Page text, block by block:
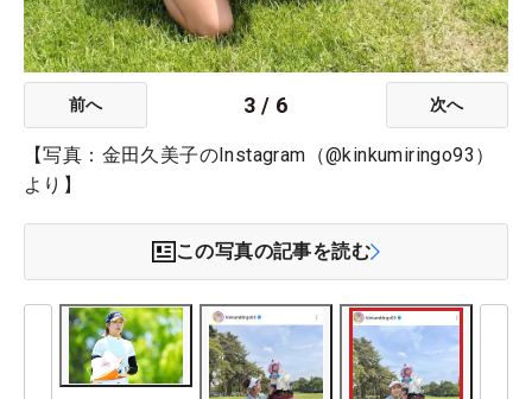
前へ 3 / 6 次へ
【写真：金田久美子のInstagram（@kinkumiringo93）
より】
この写真の記事を読む